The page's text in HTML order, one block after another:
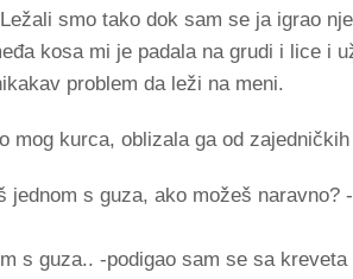
smo tako dok sam se ja igrao
kosa mi je padala na grudi i lice i
problem da leži na meni.
mog kurca, oblizala ga od
jednom s guza, ako možeš naravno?
s guza.. -podigao sam se sa